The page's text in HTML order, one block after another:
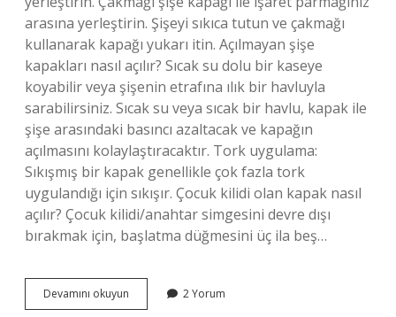
arasına yerleştirin. Şişeyi sıkıca tutun ve çakmağı
kullanarak kapağı yukarı itin. Açılmayan şişe
kapakları nasıl açılır? Sıcak su dolu bir kaseye
koyabilir veya şişenin etrafına ılık bir havluyla
sarabilirsiniz. Sıcak su veya sıcak bir havlu, kapak ile
şişe arasındaki basıncı azaltacak ve kapağın
açılmasını kolaylaştıracaktır. Tork uygulama:
Sıkışmış bir kapak genellikle çok fazla tork
uygulandığı için sıkışır. Çocuk kilidi olan kapak nasıl
açılır? Çocuk kilidi/anahtar simgesini devre dışı
bırakmak için, başlatma düğmesini üç ila beş…
Devamını okuyun Anahtarla
Kapak
2 Yorum